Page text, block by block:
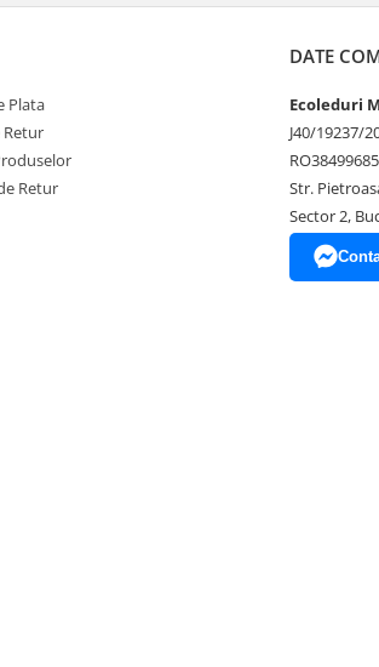
Plata
Retur
Retur
DATE
Ecoleduri
J40/19237/
RO38499685
Str.
Sector 2,